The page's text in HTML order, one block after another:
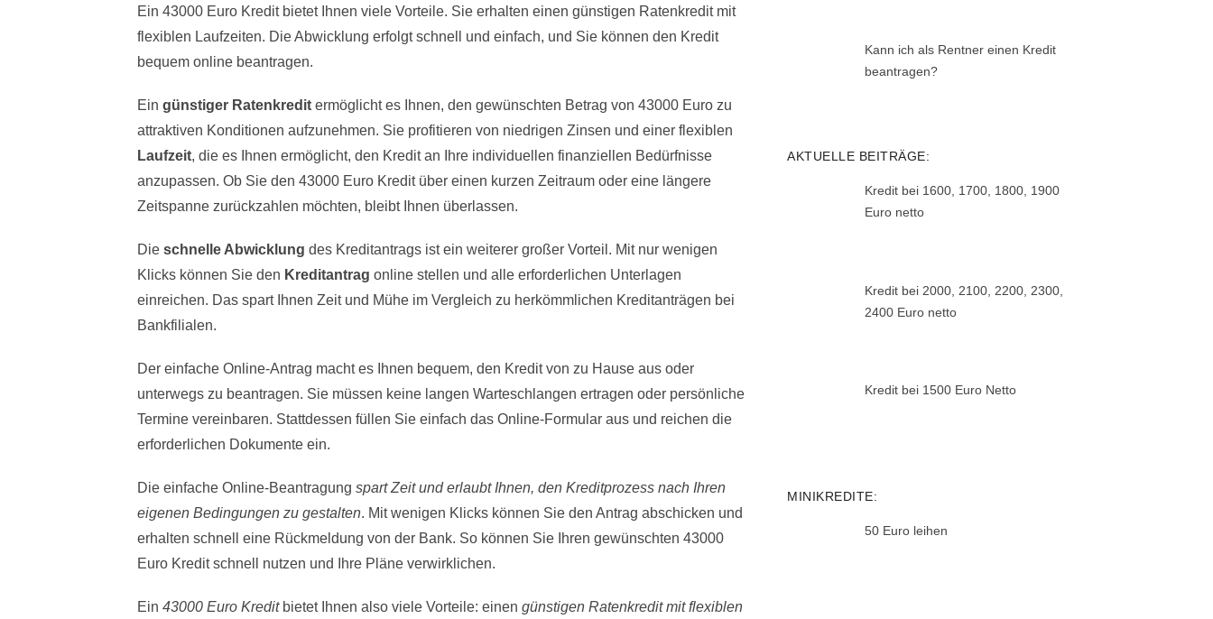
Ein 43000 Euro Kredit bietet Ihnen viele Vorteile. Sie erhalten einen günstigen Ratenkredit mit
flexiblen Laufzeiten. Die Abwicklung erfolgt schnell und einfach, und Sie können den Kredit
bequem online beantragen.
Ein günstiger Ratenkredit ermöglicht es Ihnen, den gewünschten Betrag von 43000 Euro zu
attraktiven Konditionen aufzunehmen. Sie profitieren von niedrigen Zinsen und einer flexiblen
Laufzeit, die es Ihnen ermöglicht, den Kredit an Ihre individuellen finanziellen Bedürfnisse
anzupassen. Ob Sie den 43000 Euro Kredit über einen kurzen Zeitraum oder eine längere
Zeitspanne zurückzahlen möchten, bleibt Ihnen überlassen.
Die schnelle Abwicklung des Kreditantrags ist ein weiterer großer Vorteil. Mit nur wenigen
Klicks können Sie den Kreditantrag online stellen und alle erforderlichen Unterlagen
einreichen. Das spart Ihnen Zeit und Mühe im Vergleich zu herkömmlichen Kreditanträgen bei
Bankfilialen.
Der einfache Online-Antrag macht es Ihnen bequem, den Kredit von zu Hause aus oder
unterwegs zu beantragen. Sie müssen keine langen Warteschlangen ertragen oder persönliche
Termine vereinbaren. Stattdessen füllen Sie einfach das Online-Formular aus und reichen die
erforderlichen Dokumente ein.
Die einfache Online-Beantragung spart Zeit und erlaubt Ihnen, den Kreditprozess nach Ihren
eigenen Bedingungen zu gestalten. Mit wenigen Klicks können Sie den Antrag abschicken und
erhalten schnell eine Rückmeldung von der Bank. So können Sie Ihren gewünschten 43000
Euro Kredit schnell nutzen und Ihre Pläne verwirklichen.
Ein 43000 Euro Kreditbietet Ihnen also viele Vorteile: einen günstigen Ratenkredit mit flexiblen
Kann ich als Rentner einen Kredit
beantragen?
AKTUELLE BEITRÄGE:
Kredit bei 1600, 1700, 1800, 1900
Euro netto
Kredit bei 2000, 2100, 2200, 2300,
2400 Euro netto
Kredit bei 1500 Euro Netto
MINIKREDITE:
50 Euro leihen